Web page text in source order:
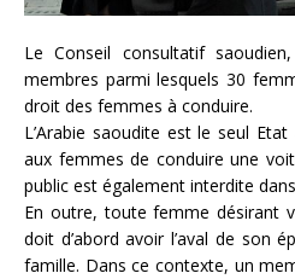
Le Conseil consultatif
membres parmi lesquels 30
droit des femmes à conduire.
L’Arabie saoudite est le seul
aux femmes de conduire une
public est également interdite
En outre, toute femme désirant
doit d’abord avoir l’aval de son
famille. Dans ce contexte, un